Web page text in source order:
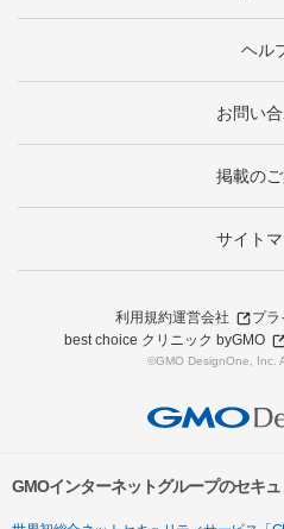
ヘル
お問い
掲載の
サイト
利用規約運営会社
プラ
best choice クリニック byGMO
©GMO DesignOne, Inc.
GMOインターネットグループのセキ